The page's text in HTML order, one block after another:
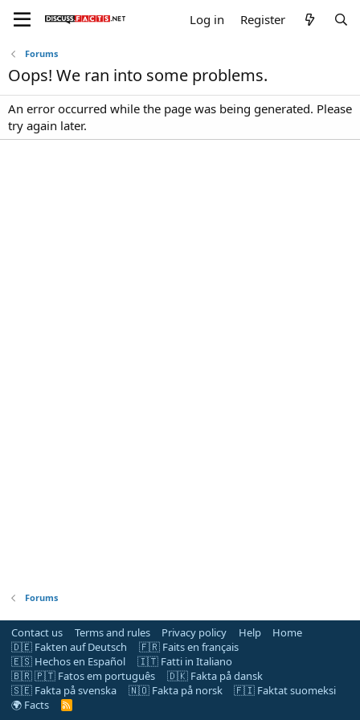
Log in Register
Forums
Oops! We ran into some problems.
An error occurred while the page was being generated. Please
try again later.
Forums
Contact us Terms and rules Privacy policy Help
Home
🇩🇪 Fakten auf Deutsch
🇫🇷 Faits en français
🇪🇸 Hechos en Español
🇮🇹 Fatti in Italiano
🇧🇷 🇵🇹 Fatos em português
🇩🇰 Fakta på dansk
🇸🇪 Fakta på svenska
🇳🇴 Fakta på norsk
🇫🇮 Faktat suomeksi
🌍 Facts
R